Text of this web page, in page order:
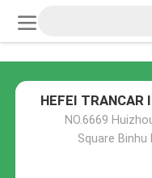
HEFEI TRANCAR
NO.6669
Square